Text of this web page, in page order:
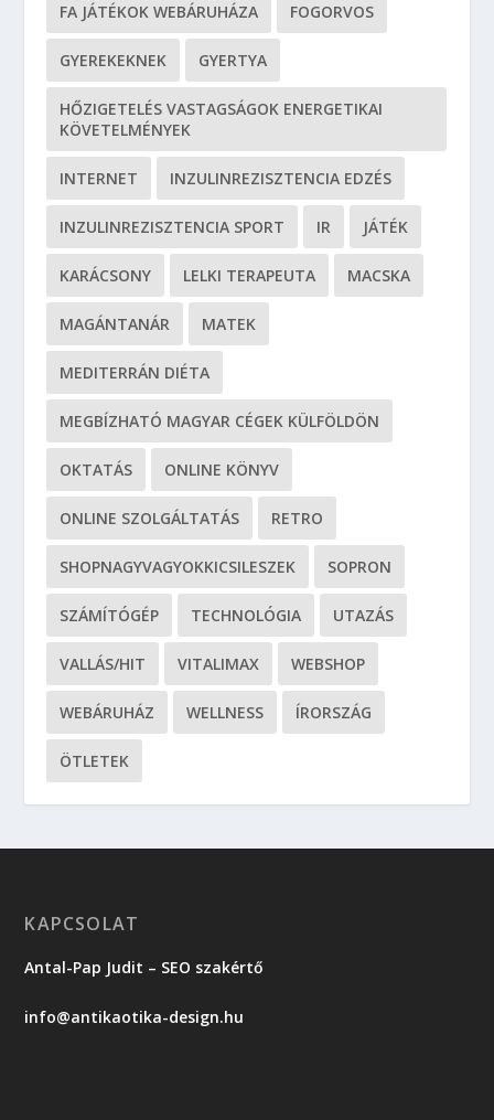
FA JÁTÉKOK WEBÁRUHÁZA FOGORVOS
GYEREKEKNEK GYERTYA
HŐZIGETELÉS VASTAGSÁGOK ENERGETIKAI
KÖVETELMÉNYEK
INTERNET INZULINREZISZTENCIA EDZÉS
INZULINREZISZTENCIA SPORT IR JÁTÉK
KARÁCSONY LELKI TERAPEUTA MACSKA
MAGÁNTANÁR MATEK
MEDITERRÁN DIÉTA
MEGBÍZHATÓ MAGYAR CÉGEK KÜLFÖLDÖN
OKTATÁS ONLINE KÖNYV
ONLINE SZOLGÁLTATÁS RETRO
SHOPNAGYVAGYOKKICSILESZEK SOPRON
SZÁMÍTÓGÉP TECHNOLÓGIA UTAZÁS
VALLÁS/HIT VITALIMAX WEBSHOP
WEBÁRUHÁZ WELLNESS ÍRORSZÁG
ÖTLETEK
KAPCSOLAT
Antal-Pap Judit – SEO szakértő
info@antikaotika-design.hu